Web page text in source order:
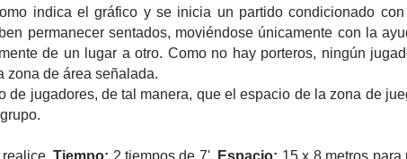
indica el gráfico y se inicia un partido condicionado
permanecer sentados, moviéndose únicamente con la
de un lugar a otro. Como no hay porteros, ningún
zona de área señalada.
de jugadores, de tal manera, que el espacio de la zona de
realice.Tiempo: 2 tiempos de 7'. Espacio: 15 x 8 metros para